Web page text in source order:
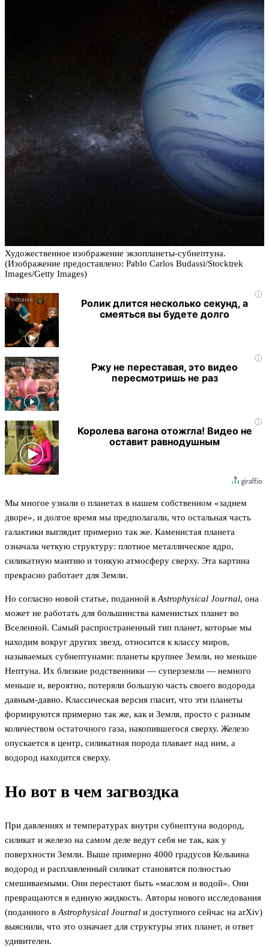
Художественное изображение экзопланеты-субнептуна.
(Изображение предоставлено: Pablo Carlos Budassi/Stocktrek
Images/Getty Images)
i
Ролик длится несколько секунд, а
смеяться вы будете долго
i
Ржу не переставая, это видео
пересмотришь не раз
i
Королева вагона отожгла! Видео не
оставит равнодушным
Мы многое узнали о планетах в нашем собственном «заднем
дворе», и долгое время мы предполагали, что остальная часть
галактики выглядит примерно так же. Каменистая планета
означала четкую структуру: плотное металлическое ядро,
силикатную мантию и тонкую атмосферу сверху. Эта картина
прекрасно работает для Земли.
Но согласно новой статье, поданной в Astrophysical Journal, она
может не работать для большинства каменистых планет во
Вселенной. Самый распространенный тип планет, которые мы
находим вокруг других звезд, относится к классу миров,
называемых субнептунами: планеты крупнее Земли, но меньше
Нептуна. Их близкие родственники — суперземли — немного
меньше и, вероятно, потеряли большую часть своего водорода
давным-давно. Классическая версия гласит, что эти планеты
формируются примерно так же, как и Земля, просто с разным
количеством остаточного газа, накопившегося сверху. Железо
опускается в центр, силикатная порода плавает над ним, а
водород находится сверху.
Но вот в чем загвоздка
При давлениях и температурах внутри субнептуна водород,
силикат и железо на самом деле ведут себя не так, как у
поверхности Земли. Выше примерно 4000 градусов Кельвина
водород и расплавленный силикат становятся полностью
смешиваемыми. Они перестают быть «маслом и водой». Они
превращаются в единую жидкость. Авторы нового исследования
(поданного в Astrophysical Journal и доступного сейчас на arXiv)
выяснили, что это означает для структуры этих планет, и ответ
удивителен.